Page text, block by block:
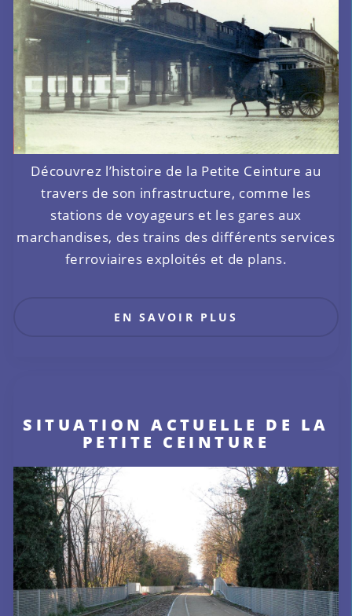
Découvrez l’histoire de la Petite Ceinture au
travers de son infrastructure, comme les
stations de voyageurs et les gares aux
marchandises, des trains des différents services
ferroviaires exploités et de plans.
EN SAVOIR PLUS
SITUATION ACTUELLE DE LA
PETITE CEINTURE